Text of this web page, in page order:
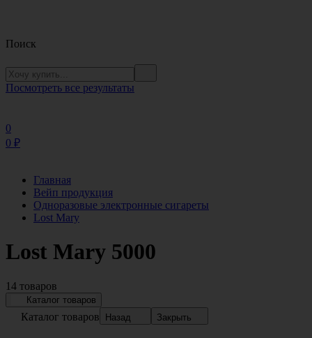
Поиск
Посмотреть все результаты
0
0 ₽
Главная
Вейп продукция
Одноразовые электронные сигареты
Lost Mary
Lost Mary 5000
14 товаров
Каталог товаров
Каталог товаров Назад Закрыть